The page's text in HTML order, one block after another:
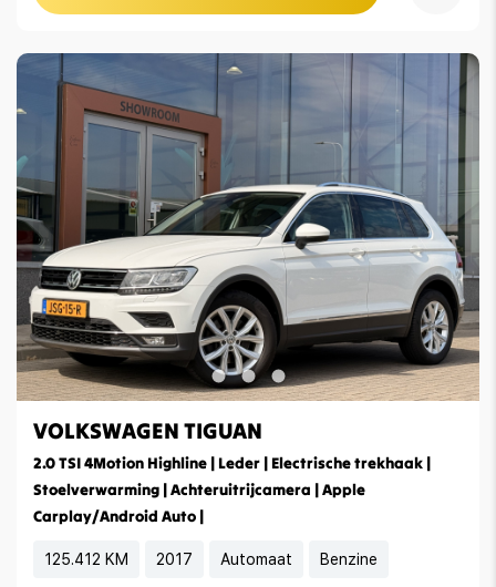
VOLKSWAGEN TIGUAN
2.0 TSI 4Motion Highline | Leder | Electrische trekhaak |
Stoelverwarming | Achteruitrijcamera | Apple
Carplay/Android Auto |
125.412 KM 2017 Automaat Benzine